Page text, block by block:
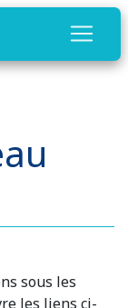
sous les
les liens ci-